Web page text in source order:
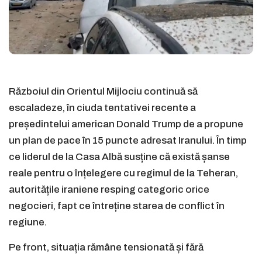
Războiul din Orientul Mijlociu continuă să
escaladeze, în ciuda tentativei recente a
președintelui american Donald Trump de a propune
un plan de pace în 15 puncte adresat Iranului. În timp
ce liderul de la Casa Albă susține că există șanse
reale pentru o înțelegere cu regimul de la Teheran,
autoritățile iraniene resping categoric orice
negocieri, fapt ce întreține starea de conflict în
regiune.
Pe front, situația rămâne tensionată și fără